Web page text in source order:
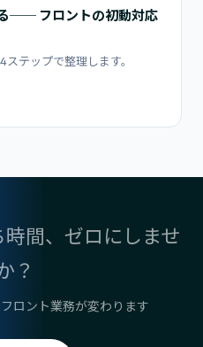
── フロントの初動対応
テップで整理します。
間、ゼロにしませ
？
ロント業務が変わります